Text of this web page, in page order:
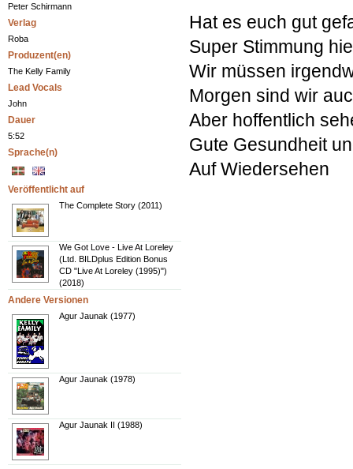
Peter Schirmann
Verlag
Roba
Produzent(en)
The Kelly Family
Lead Vocals
John
Dauer
5:52
Sprache(n)
Veröffentlicht auf
The Complete Story (2011)
We Got Love - Live At Loreley
(Ltd. BILDplus Edition Bonus
CD "Live At Loreley (1995)")
(2018)
Andere Versionen
Agur Jaunak (1977)
Agur Jaunak (1978)
Agur Jaunak II (1988)
Hat es euch gut
Super Stimmung
Wir müssen
Morgen sind wir
Aber hoffentlich
Gute Gesundheit
Auf Wiedersehen